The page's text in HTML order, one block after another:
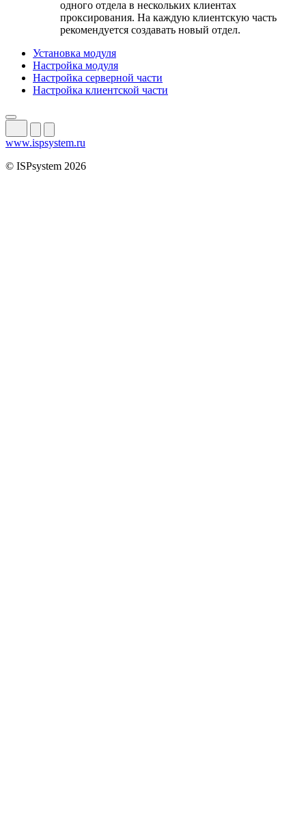
одного отдела в нескольких клиентах
проксирования. На каждую клиентскую часть
рекомендуется создавать новый отдел.
Установка модуля
Настройка модуля
Настройка серверной части
Настройка клиентской части
www.ispsystem.ru
© ISPsystem 2026